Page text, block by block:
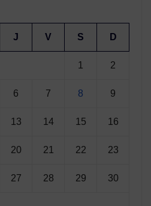
J V S D
1 2
6 7 8 9
13 14 15 16
20 21 22 23
27 28 29 30